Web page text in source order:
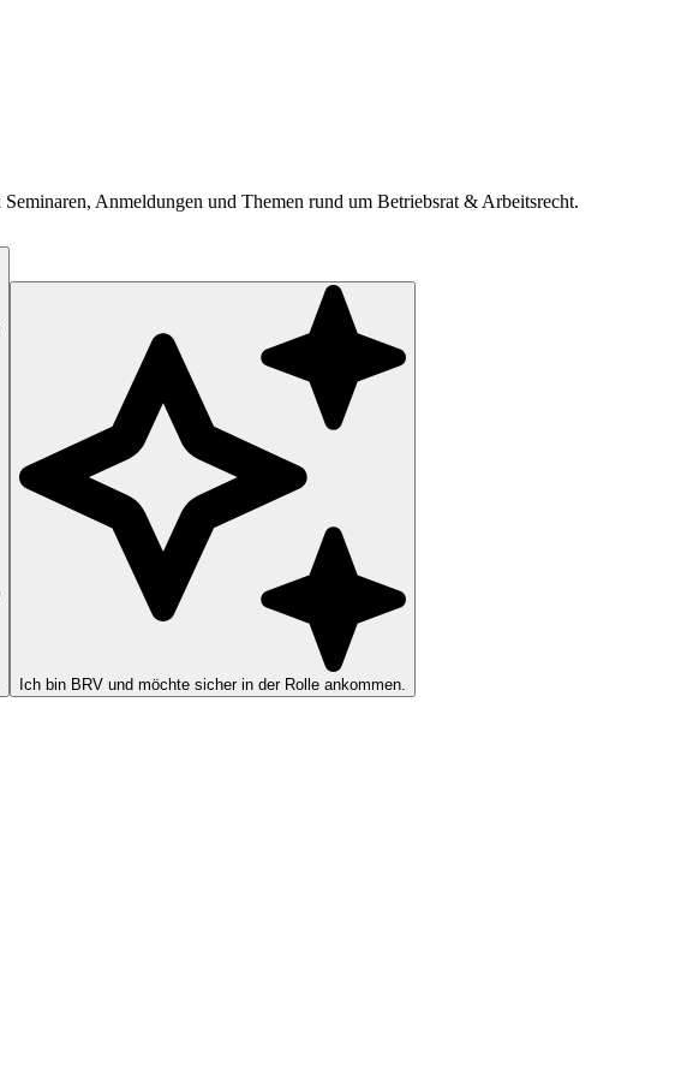
Anmeldungen und Themen rund um Betriebsrat & Arbeitsrecht.
Ich bin BRV und möchte sicher in der Rolle ankommen.